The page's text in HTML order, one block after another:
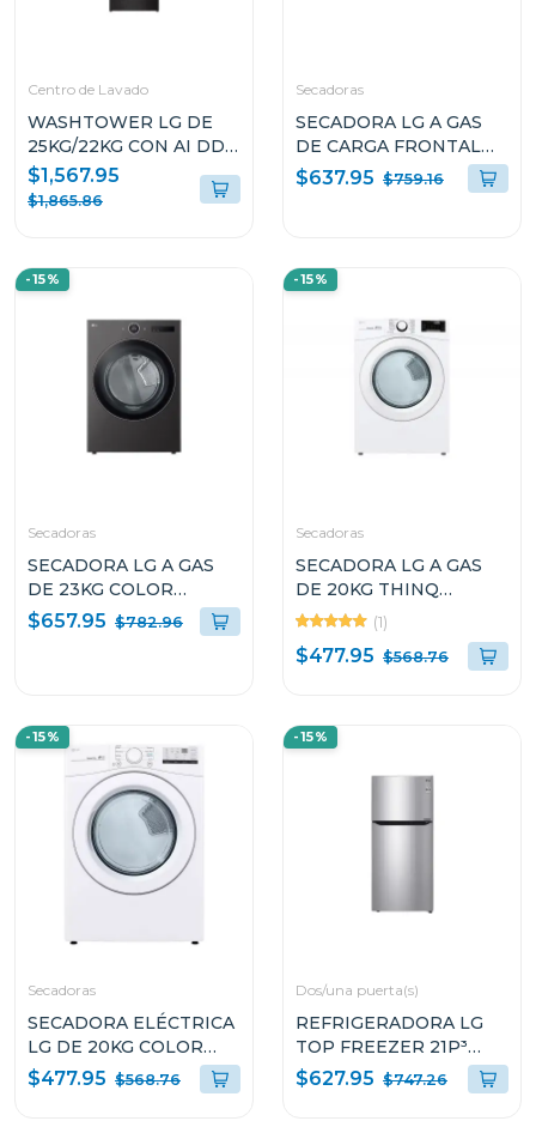
Centro de Lavado
WASHTOWER LG DE
25KG/22KG CON AI DD
THINQ WK25BS6
$1,567.95
$1,865.86
Secadoras
SECADORA LG A GAS
DE CARGA FRONTAL
22KG COLOR GRIS
THINQ DF74VFXS6
$637.95 $759.16
-15%
Secadoras
SECADORA LG A GAS
DE 23KG COLOR
NEGRO THINQ
D74BFXS6
$657.95 $782.96
-15%
Secadoras
SECADORA LG A GAS
DE 20KG THINQ
DF20WV2W SMART
DIAGNOSIS
(1)
$477.95 $568.76
-15%
Secadoras
SECADORA ELÉCTRICA
LG DE 20KG COLOR
BLANCO THINQ
DF20WV2EW
$477.95 $568.76
-15%
Dos/una puerta(s)
REFRIGERADORA LG
TOP FREEZER 21P³
SMART INVERTER
GT57BPSX
$627.95 $747.26